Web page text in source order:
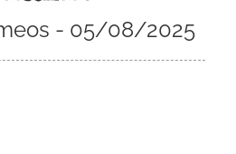
- 05/08/2025